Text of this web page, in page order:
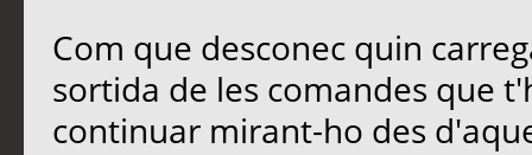
Com que desconec quin
sortida de les comandes que
continuar mirant-ho des